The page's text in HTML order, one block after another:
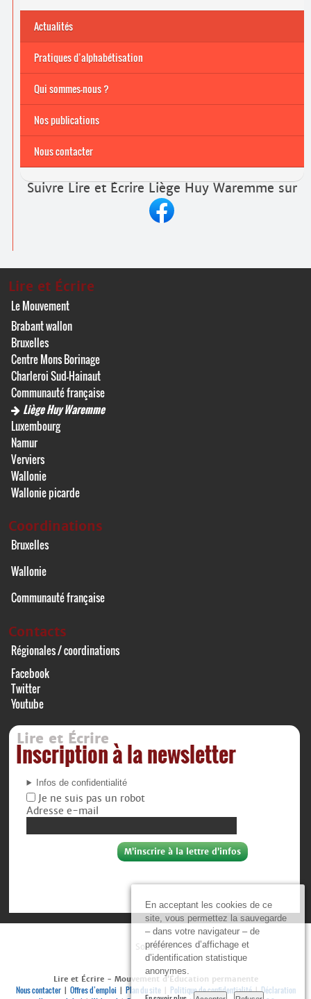
En acceptant les cookies de ce
site, vous permettez la sauvegarde
– dans votre navigateur – de
préférences d’affichage et
d’identification statistique
anonymes.
Actualités
Pratiques d’alphabétisation
Archives
Formations continuées 2026-2027
Qui sommes-nous ?
Nos publications
Nous contacter
Suivre Lire et Écrire Liège Huy Waremme sur
Lire et Écrire
Le Mouvement
Brabant wallon
Bruxelles
Centre Mons Borinage
Charleroi Sud-Hainaut
Communauté française
Liège Huy Waremme
Luxembourg
Namur
Verviers
Wallonie
Wallonie picarde
Coordinations
Bruxelles
Wallonie
Communauté française
Contacts
Régionales / coordinations
Facebook
Twitter
Youtube
Lire et Écrire
Inscription à la newsletter
Infos de confidentialité
Je ne suis pas un robot
Adresse e-mail
Soutiens :
Lire et Écrire - Mouvement d’Éducation permanente
Nous contacter| Offres d’emploi | Plan du site| Politique de confidentialité|Déclaration